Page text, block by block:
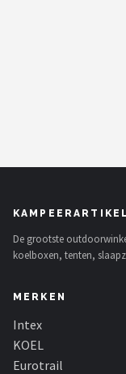
De grootste
koelboxen, tenten,
MERKEN
Intex
KOEL
Eurotrail